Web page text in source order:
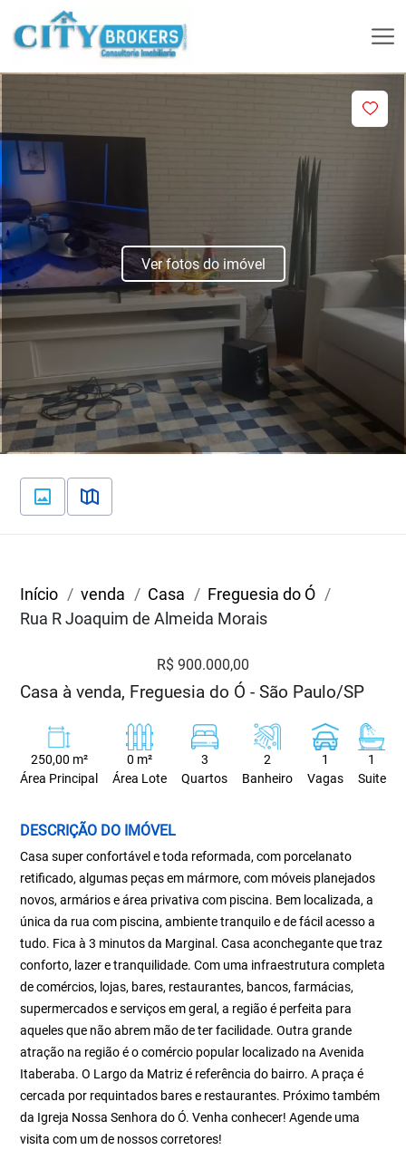
Ver fotos do imóvel
Início venda Casa
Freguesia do Ó
Rua R Joaquim de Almeida Morais
R$ 900.000,00
Casa à venda, Freguesia do Ó - São Paulo/SP
250,00 m²
Área Principal
0 m²
Área Lote
3
Quartos
2
Banheiro
1
Vagas
1
Suite
DESCRIÇÃO DO IMÓVEL
Casa super confortável e toda reformada, com porcelanato
retificado, algumas peças em mármore, com móveis planejados
novos, armários e área privativa com piscina. Bem localizada, a
única da rua com piscina, ambiente tranquilo e de fácil acesso a
tudo. Fica à 3 minutos da Marginal. Casa aconchegante que traz
conforto, lazer e tranquilidade. Com uma infraestrutura completa
de comércios, lojas, bares, restaurantes, bancos, farmácias,
supermercados e serviços em geral, a região é perfeita para
aqueles que não abrem mão de ter facilidade. Outra grande
atração na região é o comércio popular localizado na Avenida
Itaberaba. O Largo da Matriz é referência do bairro. A praça é
cercada por requintados bares e restaurantes. Próximo também
da Igreja Nossa Senhora do Ó. Venha conhecer! Agende uma
visita com um de nossos corretores!